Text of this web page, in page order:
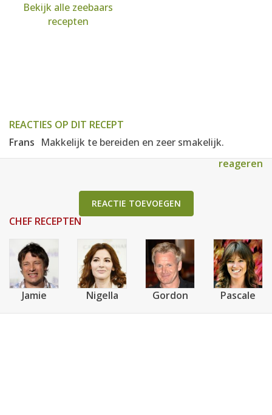
Bekijk alle zeebaars
recepten
REACTIES OP DIT RECEPT
Frans Makkelijk te bereiden en zeer smakelijk.
reageren
REACTIE TOEVOEGEN
CHEF RECEPTEN
Jamie Nigella Gordon Pascale